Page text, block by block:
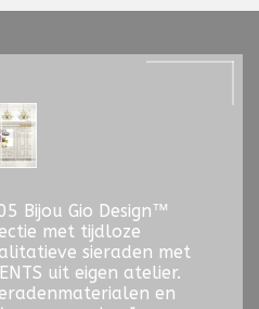
Bijou Gio Design™
met tijdloze
sieraden met
uit eigen atelier.
en